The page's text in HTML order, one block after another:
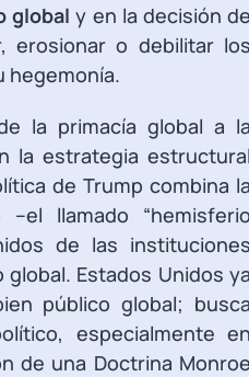
globaly en la decisión de
erosionar o debilitar los
hegemonía.
la primacía global a la
la estrategia estructural
de Trump combina la
llamado “hemisferio
de las instituciones
Estados Unidos ya
público global; busca
especialmente en
de una Doctrina Monroe